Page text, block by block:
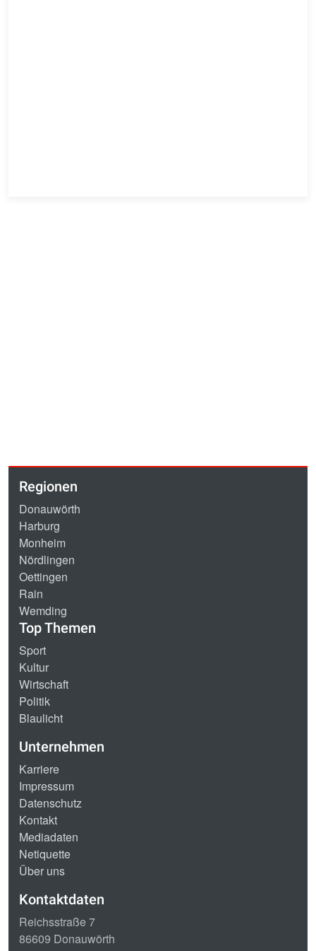
Regionen
Donauwörth
Harburg
Monheim
Nördlingen
Oettingen
Rain
Wemding
Top Themen
Sport
Kultur
Wirtschaft
Politik
Blaulicht
Unternehmen
Karriere
Impressum
Datenschutz
Kontakt
Mediadaten
Netiquette
Über uns
Kontaktdaten
Reichsstraße 7
86609 Donauwörth